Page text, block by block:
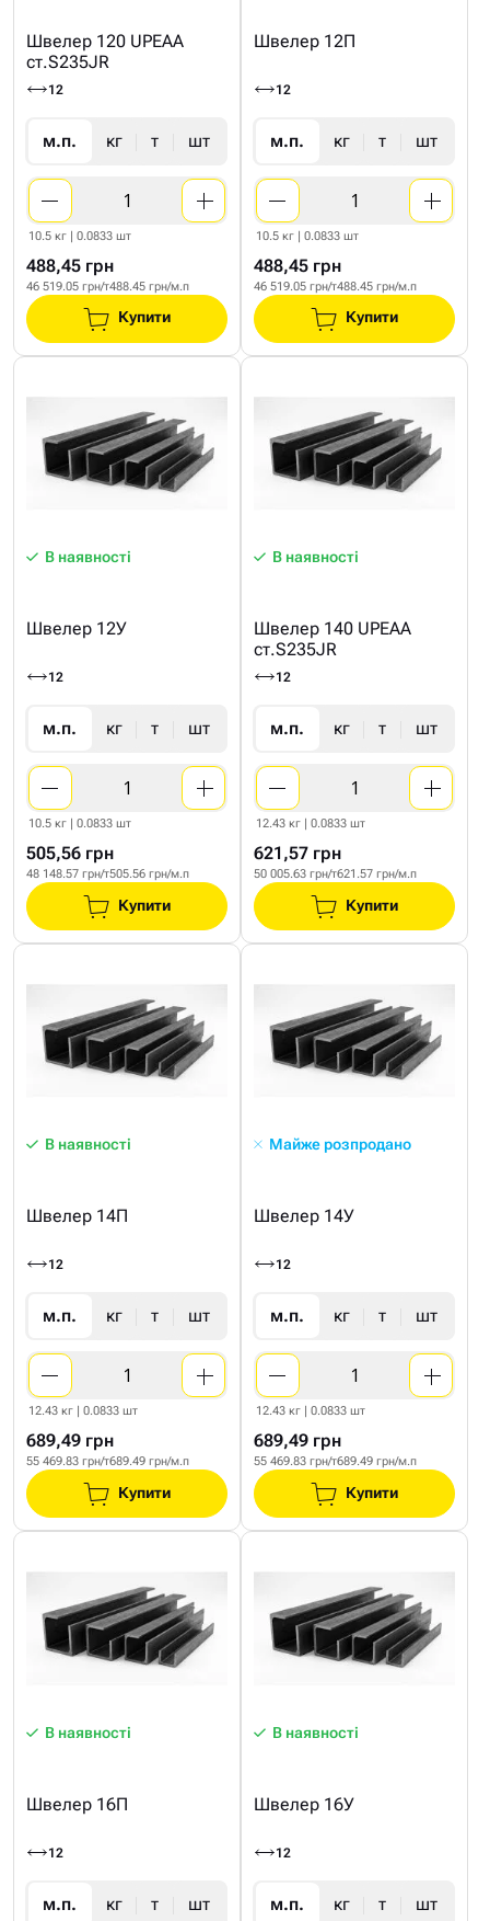
Швелер 120 UPEAA
ст.S235JR
12
м.п. кг т шт
10.5 кг | 0.0833 шт
488,45 грн
46 519.05 грн/т488.45 грн/м.п
Купити
Швелер 12П
12
м.п. кг т шт
10.5 кг | 0.0833 шт
488,45 грн
46 519.05 грн/т488.45 грн/м.п
Купити
В наявності
Швелер 12У
12
м.п. кг т шт
10.5 кг | 0.0833 шт
505,56 грн
48 148.57 грн/т505.56 грн/м.п
Купити
В наявності
Швелер 140 UPEAA
ст.S235JR
12
м.п. кг т шт
12.43 кг | 0.0833 шт
621,57 грн
50 005.63 грн/т621.57 грн/м.п
Купити
В наявності
Швелер 14П
12
м.п. кг т шт
12.43 кг | 0.0833 шт
689,49 грн
55 469.83 грн/т689.49 грн/м.п
Купити
Майже розпродано
Швелер 14У
12
м.п. кг т шт
12.43 кг | 0.0833 шт
689,49 грн
55 469.83 грн/т689.49 грн/м.п
Купити
В наявності
Швелер 16П
12
м.п. кг т шт
В наявності
Швелер 16У
12
м.п. кг т шт